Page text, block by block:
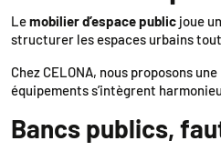
Lemobilier d’espace public joue
structurer les espaces urbains
Chez CELONA, nous proposons
équipements s’intègrent
Bancs publics,